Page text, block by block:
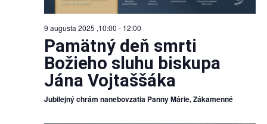
9 augusta 2025 ,10:00 - 12:00
Pamätný deň smrti
Božieho sluhu biskupa
Jána Vojtaššáka
Jubilejný chrám nanebovzatia Panny Márie, Zákamenné